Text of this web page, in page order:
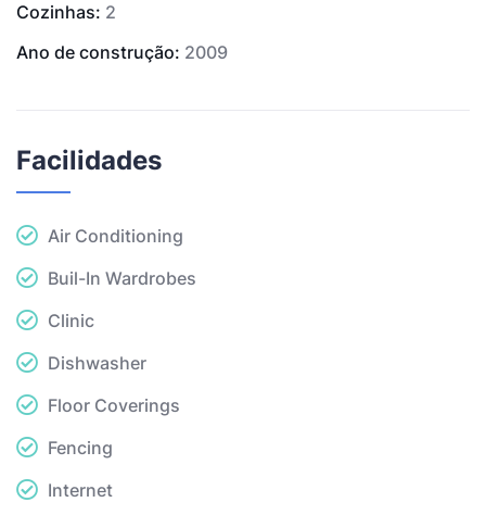
Cozinhas: 2
Ano de construção: 2009
Facilidades
Air Conditioning
Buil-In Wardrobes
Clinic
Dishwasher
Floor Coverings
Fencing
Internet